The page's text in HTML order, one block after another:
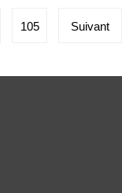
105 Suivant